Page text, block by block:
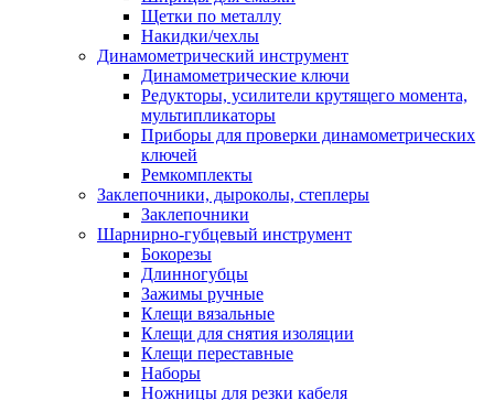
Щетки по металлу
Накидки/чехлы
Динамометрический инструмент
Динамометрические ключи
Редукторы, усилители крутящего момента,
мультипликаторы
Приборы для проверки динамометрических
ключей
Ремкомплекты
Заклепочники, дыроколы, степлеры
Заклепочники
Шарнирно-губцевый инструмент
Бокорезы
Длинногубцы
Зажимы ручные
Клещи вязальные
Клещи для снятия изоляции
Клещи переставные
Наборы
Ножницы для резки кабеля